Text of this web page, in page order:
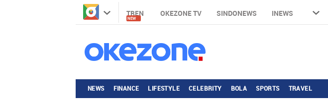
TREN
NEW
OKEZONE TV SINDONEWS INEWS
NEWS FINANCE LIFESTYLE CELEBRITY BOLA SPORTS TRAVEL